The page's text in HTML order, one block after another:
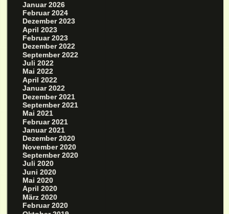
Januar 2026
Februar 2024
Dezember 2023
April 2023
Februar 2023
Dezember 2022
September 2022
Juli 2022
Mai 2022
April 2022
Januar 2022
Dezember 2021
September 2021
Mai 2021
Februar 2021
Januar 2021
Dezember 2020
November 2020
September 2020
Juli 2020
Juni 2020
Mai 2020
April 2020
März 2020
Februar 2020